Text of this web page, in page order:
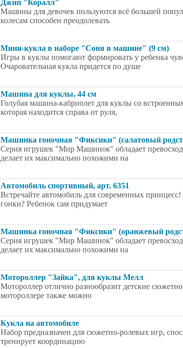
Джип "Коралл"
Машины для девочек пользуются всё большей
колесам способен преодолевать
Мини-кукла в наборе "Соня в машине" (9 см)
Игры в куклы помогают формировать у ребенка
Очаровательная кукла придется по душе
Машина для куклы, 44 см
Голубая машина-кабриолет для куклы со
которая находится справа от руля,
Машинка гоночная "Фиксики" (салатовый
Серия игрушек "Мир Машинок" обладает
делает их максимально похожими на
Автомобиль спортивный, арт. 6351
Встречайте автомобиль для современных
гонки? Ребенок сам придумает
Машинка гоночная "Фиксики" (оранжевый
Серия игрушек "Мир Машинок" обладает
делает их максимально похожими на
Мотороллер "Зайка", для куклы Мелл
Мотороллер отлично разнообразит детские
мотороллере также можно
Кукла на автомобиле
Набор предназначен для сюжетно-ролевых игр,
тренирует координацию